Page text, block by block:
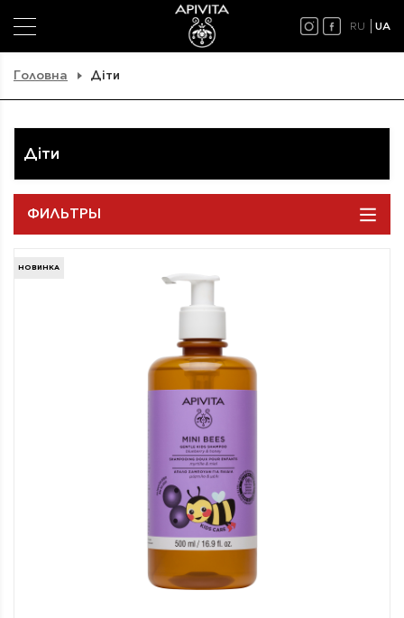
RU UA
Головна Діти
Діти
ФИЛЬТРЫ
НОВИНКА